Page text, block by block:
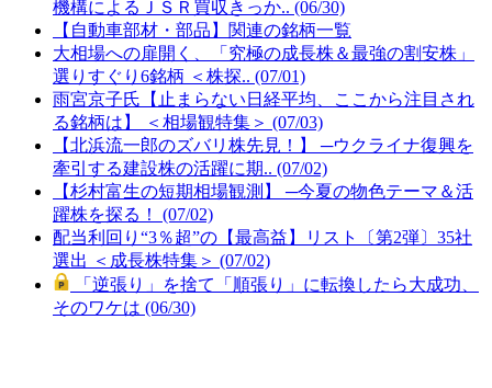
機構によるＪＳＲ買収きっか.. (06/30)
【自動車部材・部品】関連の銘柄一覧
大相場への扉開く、「究極の成長株＆最強の割安株」
選りすぐり6銘柄 ＜株探.. (07/01)
雨宮京子氏【止まらない日経平均、ここから注目され
る銘柄は】 ＜相場観特集＞ (07/03)
【北浜流一郎のズバリ株先見！】 ─ウクライナ復興を
牽引する建設株の活躍に期.. (07/02)
【杉村富生の短期相場観測】 ─今夏の物色テーマ＆活
躍株を探る！ (07/02)
配当利回り“3％超”の【最高益】リスト〔第2弾〕35社
選出 ＜成長株特集＞ (07/02)
「逆張り」を捨て「順張り」に転換したら大成功、
そのワケは (06/30)